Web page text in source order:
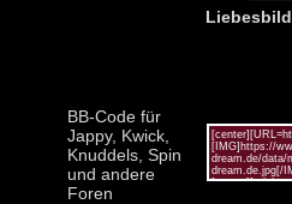
Liebesbild
BB-Code für
Jappy, Kwick,
Knuddels, Spin
und andere
Foren